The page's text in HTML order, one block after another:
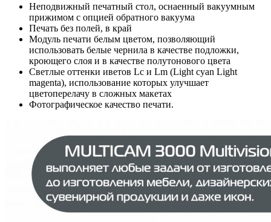
Неподвижный печатный стол, оснаенный вакуумным
прижимом с опцией обратного вакуума
Печать без полей, в край
Модуль печати белым цветом, позволяющий
использовать белые чернила в качестве подложки,
кроющего слоя и в качестве полутонового цвета
Светлые оттенки иветов Lc и Lm (Light cyan Light
magenta), использование которых улучшает
цветоперелачу в сложных макетах
Фотографическое качество печати.